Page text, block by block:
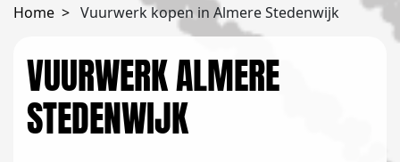
Home Vuurwerk kopen in Almere Stedenwijk
VUURWERK ALMERE
STEDENWIJK